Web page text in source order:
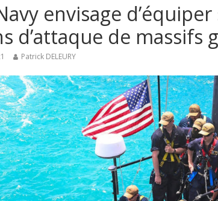
envisage
d’attaque de massifs
Patrick DELEURY